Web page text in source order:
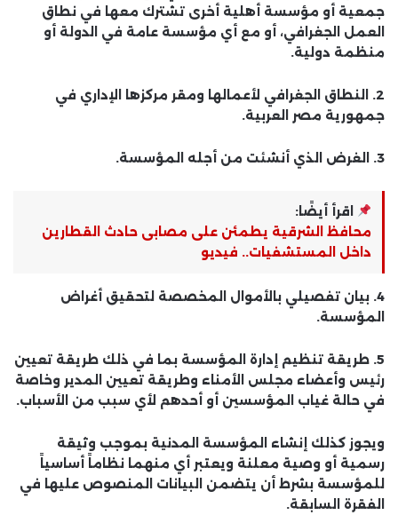
جمعية أو مؤسسة أهلية أخرى تشترك معها في نطاق
العمل الجغرافي، أو مع أي مؤسسة عامة في الدولة أو
منظمة دولية.
2. النطاق الجغرافي لأعمالها ومقر مركزها الإداري في
جمهورية مصر العربية.
3. الغرض الذي أنشئت من أجله المؤسسة.
اقرأ أيضًا:
محافظ الشرقية يطمئن على مصابى حادث القطارين
داخل المستشفيات.. فيديو
4. بيان تفصيلي بالأموال المخصصة لتحقيق أغراض
المؤسسة.
5. طريقة تنظيم إدارة المؤسسة بما في ذلك طريقة تعيين
رئيس وأعضاء مجلس الأمناء وطريقة تعيين المدير وخاصة
في حالة غياب المؤسسين أو أحدهم لأي سبب من الأسباب.
ويجوز كذلك إنشاء المؤسسة المدنية بموجب وثيقة
رسمية أو وصية معلنة ويعتبر أي منهما نظاماً أساسياً
للمؤسسة بشرط أن يتضمن البيانات المنصوص عليها في
الفقرة السابقة.